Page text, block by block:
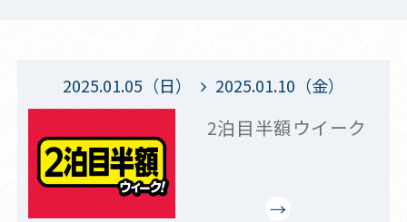
2025.01.05（日） 2025.01.10（金）
2泊目半額ウイーク